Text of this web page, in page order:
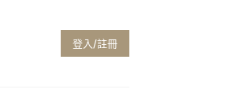
登入/註冊